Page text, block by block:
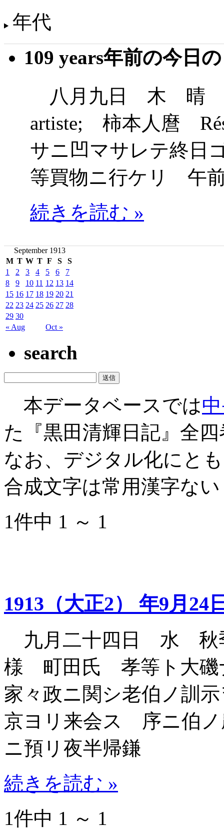
年代
109 years年前の今日
八月九日 木 晴
artiste; 柿本人麿
サニ凹マサレテ終
等買物ニ行ケリ 午
続きを読む »
September 1913
M T W T F S S
« Aug Oct »
1 2 3 4 5 6
7
8
9 10 11 12 13 14
15 16 17 18 19 20 21
22 23 24 25 26 27 28
29 30
search
本データベースでは
た『黒田清輝日記』全
なお、デジタル化にと
合成文字は常用漢字な
1件中 1 ～ 1
1913（大正2） 年9月24
九月二十四日 水
様 町田氏 孝等ト大磯
家々政ニ関シ老伯ノ訓
京ヨリ来会ス 序ニ伯
ニ預リ夜半帰鎌
続きを読む »
1件中 1 ～ 1